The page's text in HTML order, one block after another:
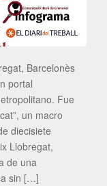
Barcelonès
portal
Fue
un macro
diecisiete
Llobregat,
de una
sin […]